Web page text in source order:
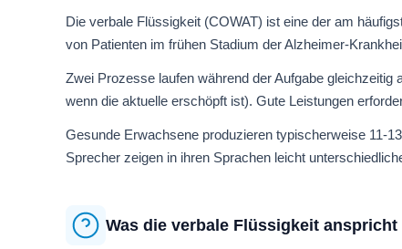
Die verbale Flüssigkeit (COWAT) ist eine der am
von Patienten im frühen Stadium der Alzheimer-
Zwei Prozesse laufen während der Aufgabe
wenn die aktuelle erschöpft ist). Gute Leistungen
Gesunde Erwachsene produzieren typischerweise 11-
Sprecher zeigen in ihren Sprachen leicht
Was die verbale Flüssigkeit anspricht